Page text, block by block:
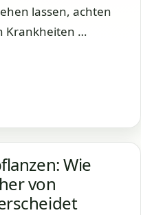
lassen, achten
Krankheiten …
Wie
von